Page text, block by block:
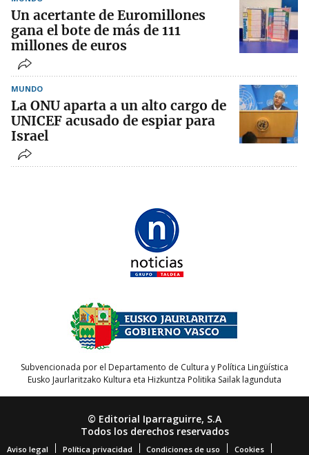
Un acertante de Euromillones
gana el bote de más de 111
millones de euros
MUNDO
La ONU aparta a un alto cargo de
UNICEF acusado de espiar para
Israel
Subvencionada por el Departamento de Cultura y Política Lingüística
Eusko Jaurlaritzako Kultura eta Hizkuntza Politika Sailak lagunduta
© Editorial Iparraguirre, S.A
Todos los derechos reservados
Aviso legal Política privacidad Condiciones de uso Cookies